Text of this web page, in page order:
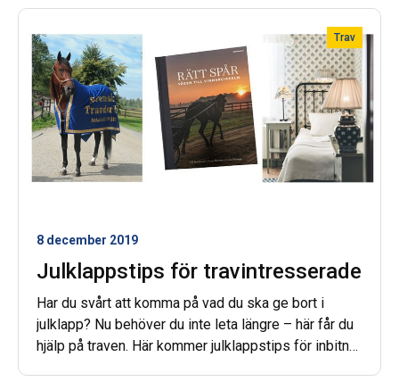
Trav
8 december 2019
Julklappstips för travintresserade
Har du svårt att komma på vad du ska ge bort i
julklapp? Nu behöver du inte leta längre – här får du
hjälp på traven. Här kommer julklappstips för inbitna